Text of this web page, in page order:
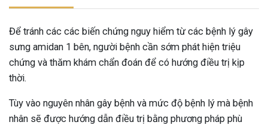
Để tránh các các biến chứng nguy hiểm từ các bệnh lý gây
sưng amidan 1 bên, người bệnh cần sớm phát hiện triệu
chứng và thăm khám chẩn đoán để có hướng điều trị kịp
thời.
Tùy vào nguyên nhân gây bệnh và mức độ bệnh lý mà bệnh
nhân sẽ được hướng dẫn điều trị bằng phương pháp phù